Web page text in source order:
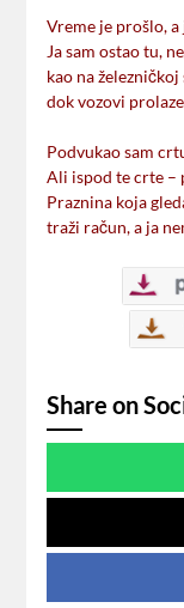
Vreme je prošlo, a
Ja sam ostao tu,
kao na
dok vozovi
Podvukao sam
Ali ispod te crte –
Praznina koja
traži račun, a ja
Share on